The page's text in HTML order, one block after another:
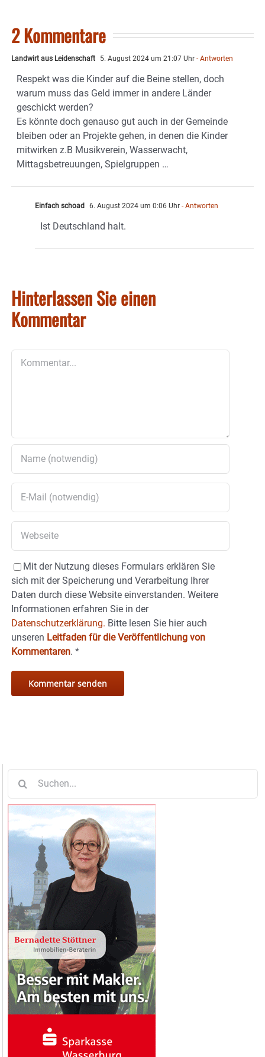
2 Kommentare
Landwirt aus Leidenschaft 5. August 2024 um 21:07 Uhr - Antworten
Respekt was die Kinder auf die Beine stellen, doch
warum muss das Geld immer in andere Länder
geschickt werden?
Es könnte doch genauso gut auch in der Gemeinde
bleiben oder an Projekte gehen, in denen die Kinder
mitwirken z.B Musikverein, Wasserwacht,
Mittagsbetreuungen, Spielgruppen …
Einfach schoad 6. August 2024 um 0:06 Uhr - Antworten
Ist Deutschland halt.
Hinterlassen Sie einen
Kommentar
Mit der Nutzung dieses Formulars erklären Sie
sich mit der Speicherung und Verarbeitung Ihrer
Daten durch diese Website einverstanden. Weitere
Informationen erfahren Sie in der
Datenschutzerklärung. Bitte lesen Sie hier auch
unseren Leitfaden für die Veröffentlichung von
Kommentaren. *
nach: